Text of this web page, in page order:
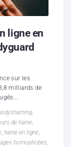
ligne en
sur les
milliards de
,
de haine,
, haine en ligne,
homophobes,